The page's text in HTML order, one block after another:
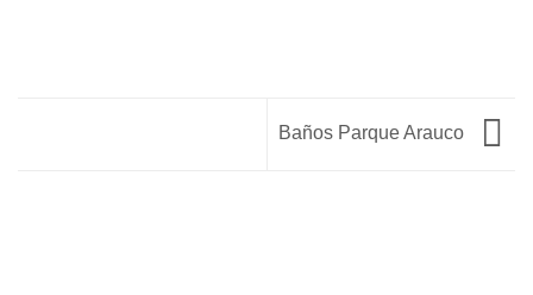
Baños Parque Arauco